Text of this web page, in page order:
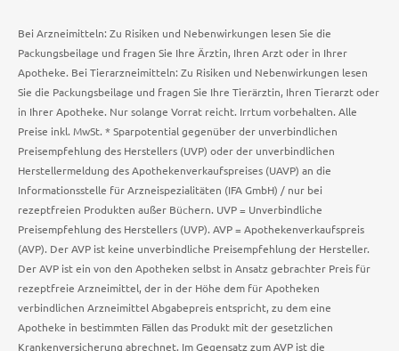
Bei Arzneimitteln: Zu Risiken und Nebenwirkungen lesen Sie die
Packungsbeilage und fragen Sie Ihre Ärztin, Ihren Arzt oder in Ihrer
Apotheke. Bei Tierarzneimitteln: Zu Risiken und Nebenwirkungen lesen
Sie die Packungsbeilage und fragen Sie Ihre Tierärztin, Ihren Tierarzt oder
in Ihrer Apotheke. Nur solange Vorrat reicht. Irrtum vorbehalten. Alle
Preise inkl. MwSt. * Sparpotential gegenüber der unverbindlichen
Preisempfehlung des Herstellers (UVP) oder der unverbindlichen
Herstellermeldung des Apothekenverkaufspreises (UAVP) an die
Informationsstelle für Arzneispezialitäten (IFA GmbH) / nur bei
rezeptfreien Produkten außer Büchern. UVP = Unverbindliche
Preisempfehlung des Herstellers (UVP). AVP = Apothekenverkaufspreis
(AVP). Der AVP ist keine unverbindliche Preisempfehlung der Hersteller.
Der AVP ist ein von den Apotheken selbst in Ansatz gebrachter Preis für
rezeptfreie Arzneimittel, der in der Höhe dem für Apotheken
verbindlichen Arzneimittel Abgabepreis entspricht, zu dem eine
Apotheke in bestimmten Fällen das Produkt mit der gesetzlichen
Krankenversicherung abrechnet. Im Gegensatz zum AVP ist die